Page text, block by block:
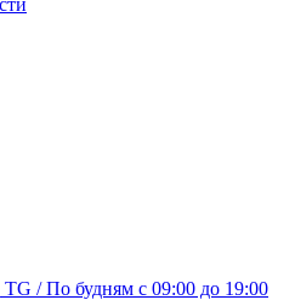
TG / По будням c 09:00 до 19:00